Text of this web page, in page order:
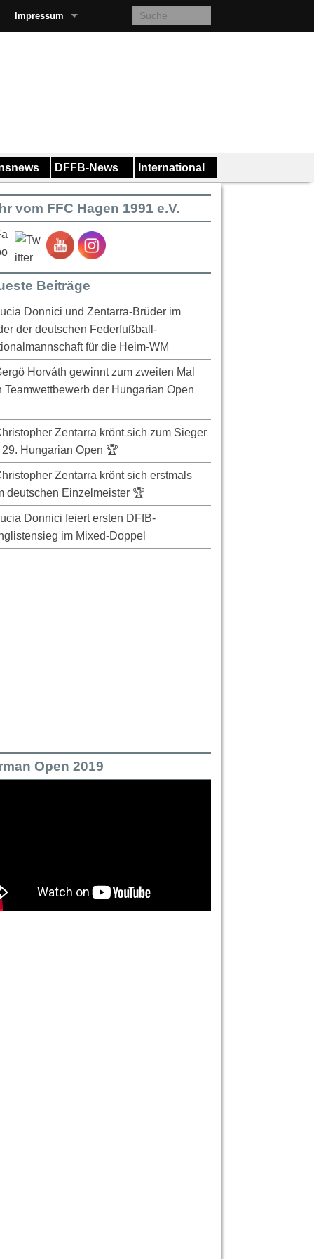
Impressum
DFFB-News International
vom FFC Hagen 1991 e.V.
Beiträge
Donnici und Zentarra-Brüder im
der deutschen Federfußball-
für die Heim-WM
Horváth gewinnt zum zweiten Mal
Teamwettbewerb der Hungarian Open
Zentarra krönt sich zum Sieger
29. Hungarian Open 🏆
Zentarra krönt sich erstmals
deutschen Einzelmeister 🏆
Donnici feiert ersten DFfB-
im Mixed-Doppel
Open 2019